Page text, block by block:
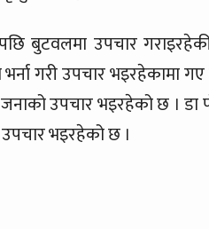
बुटवलमा उपचार
गरी उपचार भइरहेकामा
उपचार भइरहेको छ । डा
भइरहेको छ ।